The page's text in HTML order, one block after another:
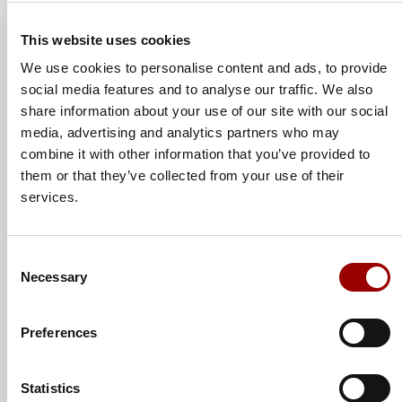
This website uses cookies
We use cookies to personalise content and ads, to provide
social media features and to analyse our traffic. We also
share information about your use of our site with our social
media, advertising and analytics partners who may
combine it with other information that you’ve provided to
them or that they’ve collected from your use of their
services.
Selection
Necessary
Preferences
Statistics
Telefon
Firma
Position